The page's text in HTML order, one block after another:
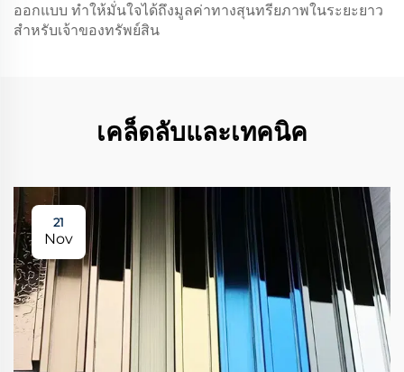
ออกแบบ ทำให้มั่นใจได้ถึงมูลค่าทางสุนทรียภาพในระยะยาว
สำหรับเจ้าของทรัพย์สิน
เคล็ดลับและเทคนิค
21
Nov